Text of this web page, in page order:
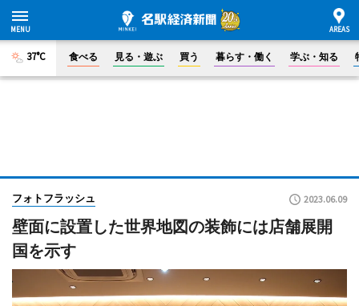
37°C 食べる 見る・遊ぶ 買う 暮らす・働く 学ぶ・知る
フォトフラッシュ 2023.06.09
壁面に設置した世界地図の装飾には店舗展開
国を示す